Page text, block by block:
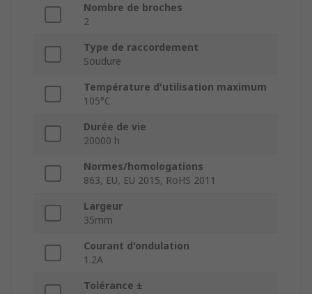
Nombre de broches
2
Type de raccordement
Soudure
Température d'utilisation maximum
105°C
Durée de vie
20000 h
Normes/homologations
863, EU, EU 2015, RoHS 2011
Largeur
35mm
Courant d'ondulation
1.2A
Tolérance ±